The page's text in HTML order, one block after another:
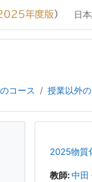
日
コース 授業以外
2025物質
教師:中田